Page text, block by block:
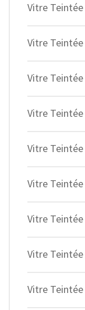
Vitre
Vitre
Vitre
Vitre
Vitre
Vitre
Vitre
Vitre
Vitre